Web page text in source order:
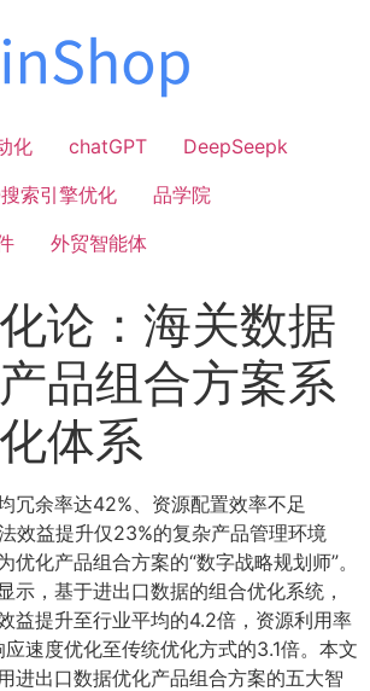
化
chatGPT
DeepSeepk
索引擎优化
品学院
外贸智能体
论：海关数据
品组合方案系
体系
冗余率达42%、资源配置效率不足
效益提升仅23%的复杂产品管理环境
优化产品组合方案的“数字战略规划师”。
示，基于进出口数据的组合优化系统，
益提升至行业平均的4.2倍，资源利用率
速度优化至传统优化方式的3.1倍。本文
进出口数据优化产品组合方案的五大智